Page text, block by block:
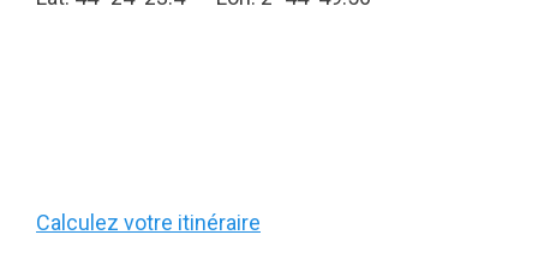
Calculez votre itinéraire